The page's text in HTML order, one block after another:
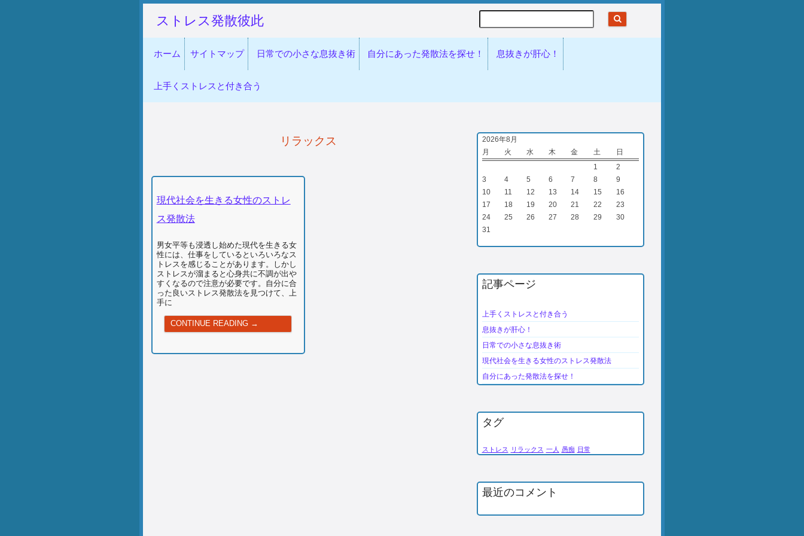
ストレス発散彼此
ホーム サイトマップ 日常での小さな息抜き術 自分にあった発散法を探せ！ 息抜きが肝心！
上手くストレスと付き合う
リラックス
現代社会を生きる女性のストレ
ス発散法
男女平等も浸透し始めた現代を生きる女
性には、仕事をしているといろいろなス
トレスを感じることがあります。しかし
ストレスが溜まると心身共に不調が出や
すくなるので注意が必要です。自分に合
った良いストレス発散法を見つけて、上
手に
CONTINUE READING →
2026年8月
月
火 水 木 金 土
日
1
2
3
4 5 6 7 8
9
10
11 12 13 14 15
16
17
18 19 20 21 22
23
24
25 26 27 28 29
30
31
記事ページ
上手くストレスと付き合う
息抜きが肝心！
日常での小さな息抜き術
現代社会を生きる女性のストレス発散法
自分にあった発散法を探せ！
タグ
ストレス リラックス 一人 愚痴 日常
最近のコメント